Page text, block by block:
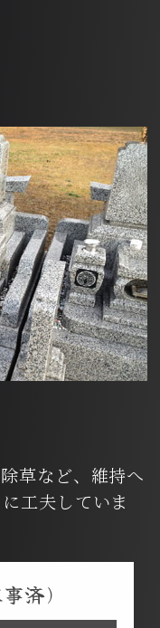
草など、維持へ
工夫していま
済)